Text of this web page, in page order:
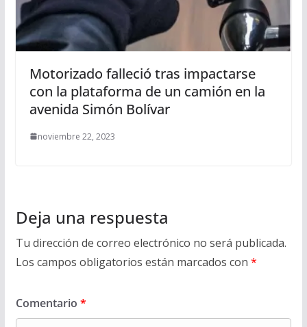
Motorizado falleció tras impactarse
con la plataforma de un camión en la
avenida Simón Bolívar
noviembre 22, 2023
Deja una respuesta
Tu dirección de correo electrónico no será publicada.
Los campos obligatorios están marcados con *
Comentario *